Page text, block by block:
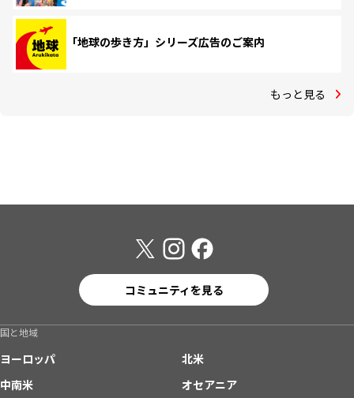
「地球の歩き方」シリーズ広告のご案内
もっと見る
コミュニティを見る
国と地域
ヨーロッパ
北米
中南米
オセアニア